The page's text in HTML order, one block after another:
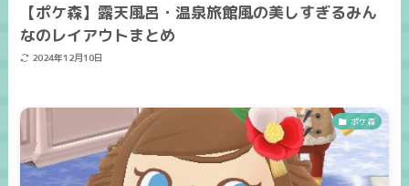
【ポケ森】露天風呂・温泉旅館風の美しすぎるみん
なのレイアウトまとめ
2024年12月10日
ポケ森